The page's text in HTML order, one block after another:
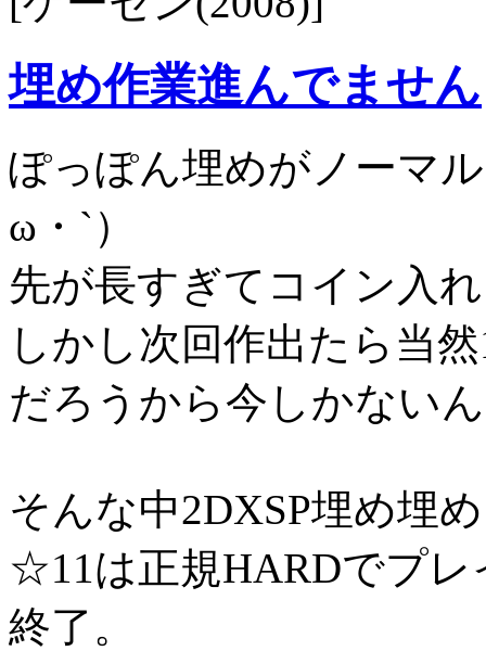
埋め作業進んでません
ぽっぽん埋めがノーマ
ω・`）
先が長すぎてコイン入
しかし次回作出たら当
だろうから今しかない
そんな中2DXSP埋め埋
☆11は正規HARDでプ
終了。